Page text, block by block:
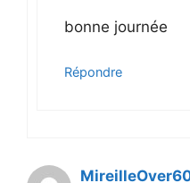
bonne journée
Répondre